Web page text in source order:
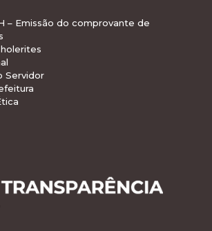
– Emissão do comprovante de
Servidor